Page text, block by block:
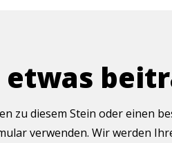
zu diesem Stein oder einen
verwenden. Wir werden